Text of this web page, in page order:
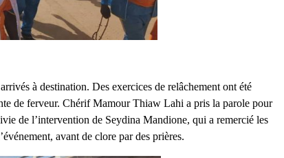
à destination. Des exercices de relâchement ont été
de ferveur. Chérif Mamour Thiaw Lahi a pris la parole pour
de l’intervention de Seydina Mandione, qui a remercié les
avant de clore par des prières.